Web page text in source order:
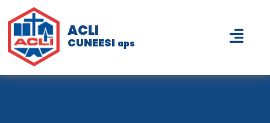
ACLI
CUNEESI aps